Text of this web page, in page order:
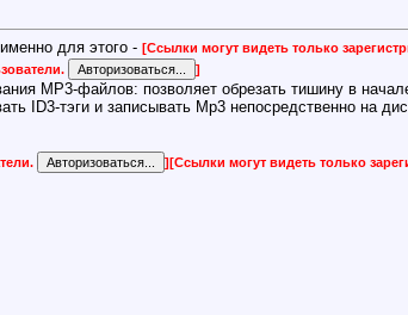
для этого - [Ссылки могут видеть только
]
MP3-файлов: позволяет обрезать тишину в
ID3-тэги и записывать Mp3 непосредственно на
] [Ссылки могут видеть только